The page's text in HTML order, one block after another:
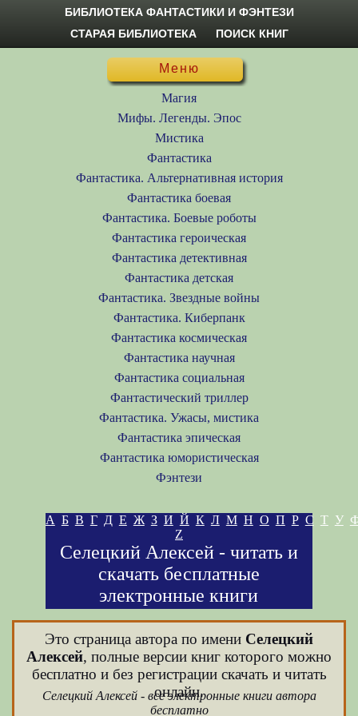
БИБЛИОТЕКА ФАНТАСТИКИ И ФЭНТЕЗИ
СТАРАЯ БИБЛИОТЕКА
ПОИСК КНИГ
Меню
Магия
Мифы. Легенды. Эпос
Мистика
Фантастика
Фантастика. Альтернативная история
Фантастика боевая
Фантастика. Боевые роботы
Фантастика героическая
Фантастика детективная
Фантастика детская
Фантастика. Звездные войны
Фантастика. Киберпанк
Фантастика космическая
Фантастика научная
Фантастика социальная
Фантастический триллер
Фантастика. Ужасы, мистика
Фантастика эпическая
Фантастика юмористическая
Фэнтези
А Б В Г Д Е Ж З И Й К Л М Н О П Р С Т У
Z
Селецкий Алексей - читать и
скачать бесплатные
электронные книги
Это страница автора по имени Селецкий
Алексей, полные версии книг которого можно
бесплатно и без регистрации скачать и читать
онлайн.
Селецкий Алексей - все электронные книги автора
бесплатно